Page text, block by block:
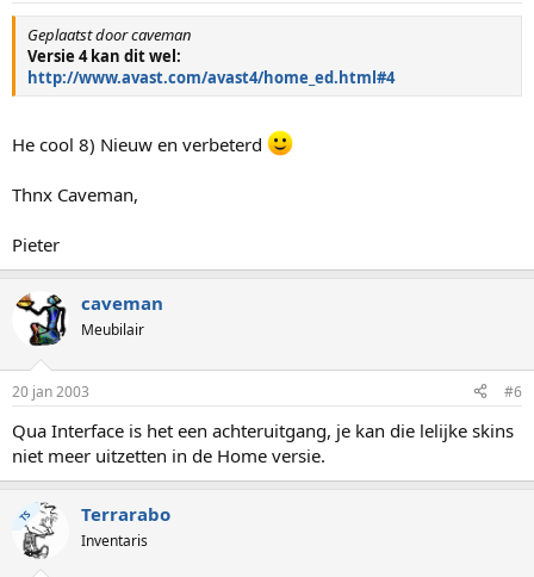
Geplaatst door caveman
Versie 4 kan dit wel:
http://www.avast.com/avast4/home_ed.html#4
He cool 8) Nieuw en verbeterd
Thnx Caveman,
Pieter
caveman
Meubilair
20 jan 2003 #6
Qua Interface is het een achteruitgang, je kan die lelijke skins
niet meer uitzetten in de Home versie.
TS Terrarabo
Inventaris